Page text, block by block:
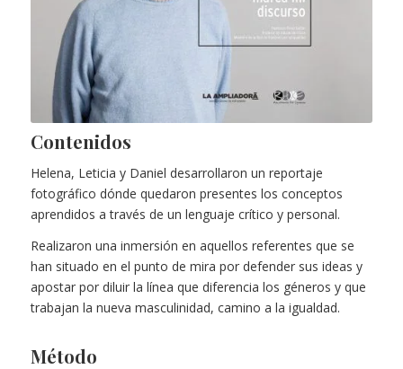
Contenidos
Helena, Leticia y Daniel desarrollaron un reportaje
fotográfico dónde quedaron presentes los conceptos
aprendidos a través de un lenguaje crítico y personal.
Realizaron una inmersión en aquellos referentes que se
han situado en el punto de mira por defender sus ideas y
apostar por diluir la línea que diferencia los géneros y que
trabajan la nueva masculinidad, camino a la igualdad.
Método